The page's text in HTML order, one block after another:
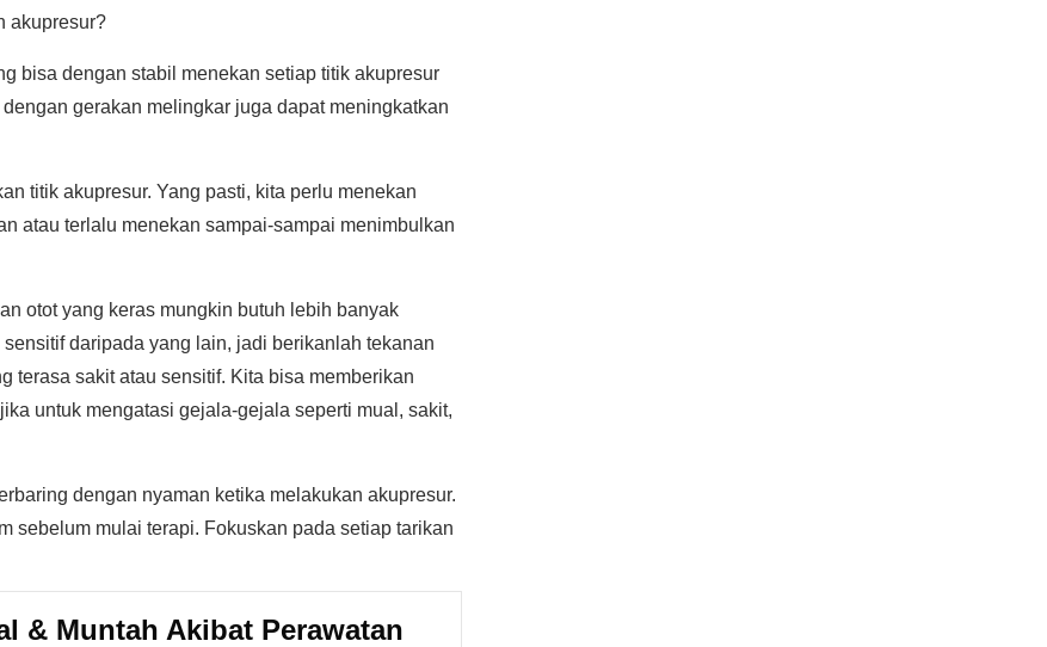
akupresur?
bisa dengan stabil menekan setiap titik akupresur
gerakan melingkar juga dapat meningkatkan
titik akupresur. Yang pasti, kita perlu menekan
atau terlalu menekan sampai-sampai menimbulkan
otot yang keras mungkin butuh lebih banyak
daripada yang lain, jadi berikanlah tekanan
terasa sakit atau sensitif. Kita bisa memberikan
untuk mengatasi gejala-gejala seperti mual, sakit,
dengan nyaman ketika melakukan akupresur.
sebelum mulai terapi. Fokuskan pada setiap tarikan
& Muntah Akibat Perawatan